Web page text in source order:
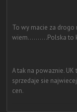
To wy macie za
wiem..........Polska to
A tak na powaznie.
sprzedaje sie
cen.